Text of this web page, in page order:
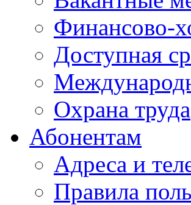
Финансово-
Доступная
Охрана труда
Абонентам
Адреса и
Правила